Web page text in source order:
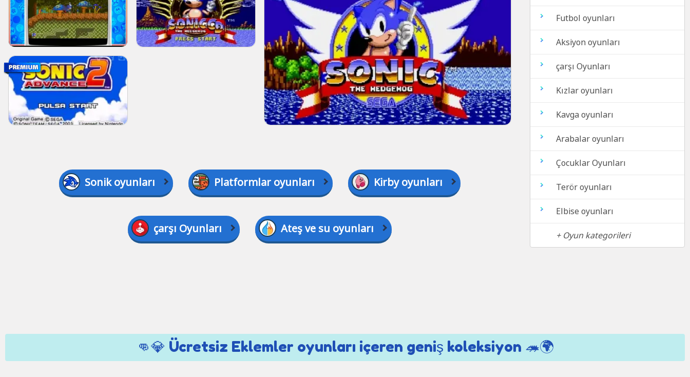
Futbol oyunları
Aksiyon oyunları
çarşı Oyunları
Kızlar oyunları
Kavga oyunları
Arabalar oyunları
Çocuklar Oyunları
Terör oyunları
Elbise oyunları
+ Oyun kategorileri
Sonik oyunları Platformlar oyunları Kirby oyunları
çarşı Oyunları Ateş ve su oyunları
👊💎 Ücretsiz Eklemler oyunları içeren geniş koleksiyon 🦔🌍